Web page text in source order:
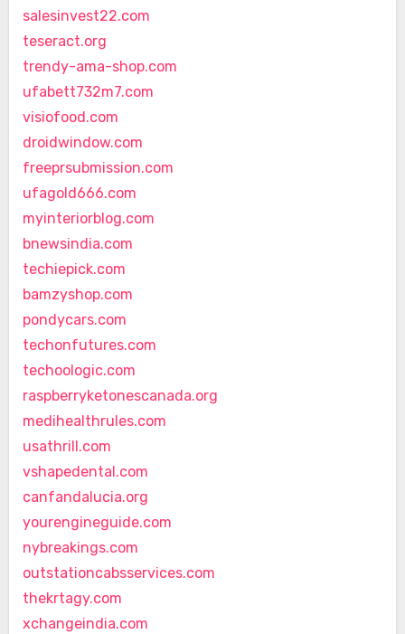
salesinvest22.com
teseract.org
trendy-ama-shop.com
ufabett732m7.com
visiofood.com
droidwindow.com
freeprsubmission.com
ufagold666.com
myinteriorblog.com
bnewsindia.com
techiepick.com
bamzyshop.com
pondycars.com
techonfutures.com
techoologic.com
raspberryketonescanada.org
medihealthrules.com
usathrill.com
vshapedental.com
canfandalucia.org
yourengineguide.com
nybreakings.com
outstationcabsservices.com
thekrtagy.com
xchangeindia.com